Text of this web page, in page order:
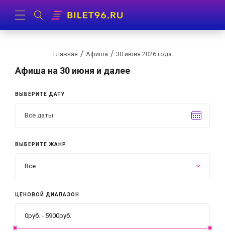
Главная Афиша 30 июня 2026 года
Афиша на 30 июня и далее
ВЫБЕРИТЕ ДАТУ
ВЫБЕРИТЕ ЖАНР
Все
ЦЕНОВОЙ ДИАПАЗОН